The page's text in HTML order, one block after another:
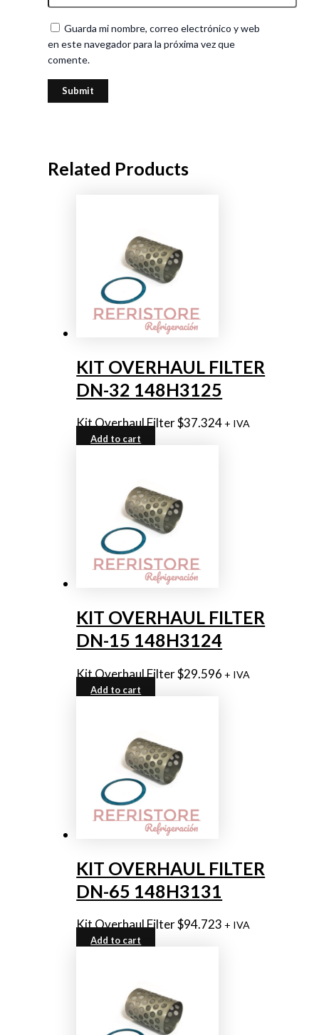
Guarda mi nombre, correo electrónico y web
en este navegador para la próxima vez que
comente.
Related Products
KIT OVERHAUL FILTER
DN-32 148H3125
Kit Overhaul Filter$37.324+ IVA
Add to cart
KIT OVERHAUL FILTER
DN-15 148H3124
Kit Overhaul Filter$29.596 + IVA
Add to cart
KIT OVERHAUL FILTER
DN-65 148H3131
Kit Overhaul Filter$94.723 + IVA
Add to cart